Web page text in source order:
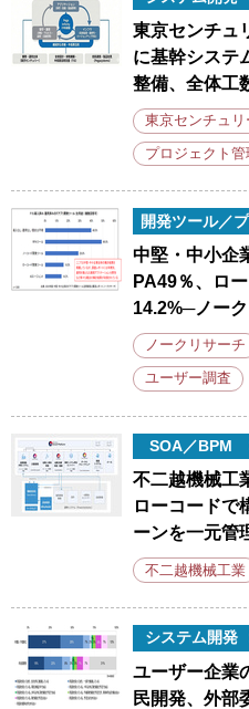
東京センチュ
に基幹システ
整備、全体工
東京センチュリ
プロジェクト管
開発ツール／
中堅・中小企
PA49％、ロ
14.2%─ノー
ノークリサーチ
ユーザー調査
SOA／BPM
不二越機械工
ローコードで
ーンを一元管
不二越機械工業
システム開発
ユーザー企業
民開発、外部